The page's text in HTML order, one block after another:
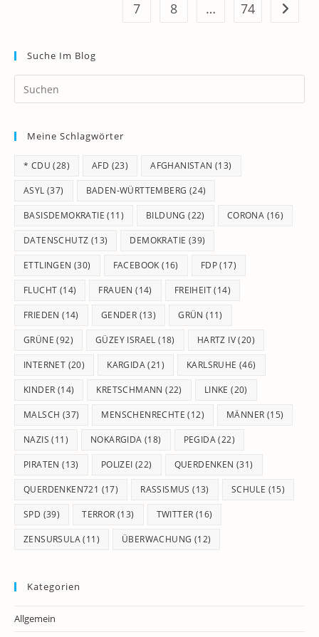
7 8 … 74 Zur
Suche Im Blog
Meine Schlagwörter
* CDU (28) AFD (23) AFGHANISTAN (13)
ASYL (37) BADEN-WÜRTTEMBERG (24)
BASISDEMOKRATIE (11) BILDUNG (22) CORONA (16)
DATENSCHUTZ (13) DEMOKRATIE (39)
ETTLINGEN (30) FACEBOOK (16) FDP(17)
FLUCHT (14) FRAUEN (14) FREIHEIT(14)
FRIEDEN (14) GENDER (13) GRÜN (11)
GRÜNE (92) GÜZEY ISRAEL (18) HARTZ IV(20)
INTERNET (20) KARGIDA(21) KARLSRUHE (46)
KINDER (14) KRETSCHMANN (22) LINKE (20)
MALSCH (37) MENSCHENRECHTE (12) MÄNNER (15)
NAZIS (11) NOKARGIDA (18) PEGIDA(22)
PIRATEN (13) POLIZEI (22) QUERDENKEN (31)
QUERDENKEN721 (17) RASSISMUS (13) SCHULE (15)
SPD (39) TERROR (13) TWITTER (16)
ZENSURSULA(11) ÜBERWACHUNG (12)
Kategorien
Allgemein